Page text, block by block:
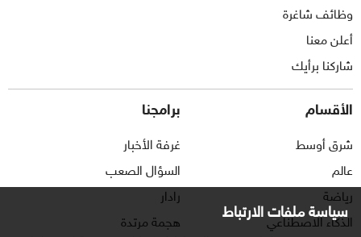
سياسة ملفات الارتباط
وظائف شاغرة
أعلن معنا
شاركنا برأيك
الأقسام
شرق أوسط
عالم
رياضة
الذكاء الاصطناعي
برامجنا
غرفة الأخبار
السؤال الصعب
رادار
هجمة مرتدة